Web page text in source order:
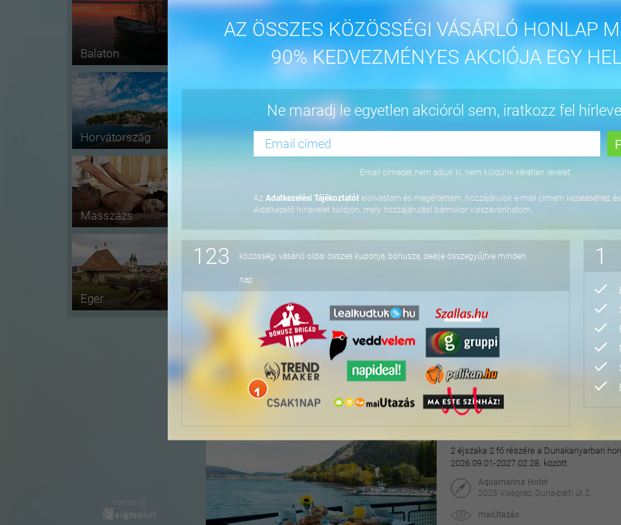
AZ ÖSSZES KÖZÖSSÉGI VÁSÁRLÓ HONLAP
90% KEDVEZMÉNYES AKCIÓJA EGY
Ne maradj le egyetlen akcióról sem, iratkozz fel
Email címedet nem adjuk ki, nem küldünk kéretlen levelet.
Az Adatkezelési Tájékoztatót elolvastam és megértettem, hozzájárulok e-mail címem kezeléséhez
Adatkezelő hírlevelet küldjön, mely hozzájárulást bármikor visszavonhatom.
123 közösségi vásárló oldal összes kuponja, bónusza, dealje összegyűjtve minden
nap
1
Balaton
Horvátország
Masszázs
Eger
hosted by
144.900 Ft
-16%
3 éjszaka 2 fő részére önellátással, 2027.
64.800 Ft
-41% Pihentető napok
2 éjszaka 2 fő részére félpanzióval, az
Hotel Írisz
4431 Nyíregyháza, Szódaház u. 10.
maiUtazás
69.900 Ft
Hangulatos pihenés a
2 éjszaka 2 fő részére a Dunakanyarban
2026.09.01-2027.02.28. között
Aquamarina Hotel
2025 Visegrád, Duna-parti út 2.
maiUtazás